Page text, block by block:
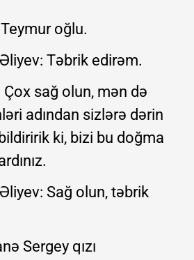
oğlu.
Təbrik edirəm.
sağ olun, mən də
adından sizlərə dərin
ki, bizi bu doğma
Sağ olun, təbrik
Sergey qızı